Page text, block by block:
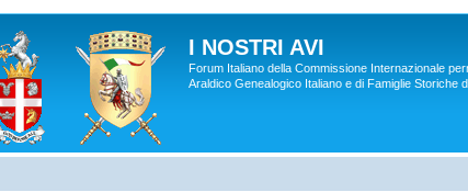
I NOSTRI AVI
Forum Italiano della Commissione Internazionale
Araldico Genealogico Italiano e di Famiglie Storiche